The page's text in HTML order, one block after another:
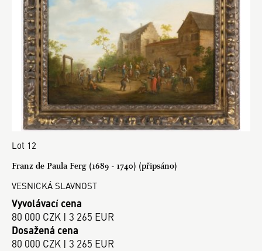
Lot 12
Franz de Paula Ferg (1689 - 1740) (připsáno)
VESNICKÁ SLAVNOST
Vyvolávací cena
80 000 CZK | 3 265 EUR
Dosažená cena
80 000 CZK | 3 265 EUR